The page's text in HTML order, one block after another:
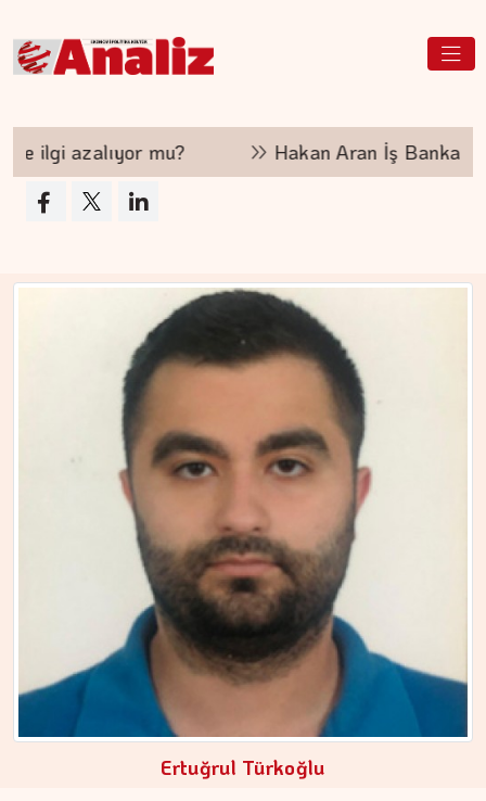
Hakan Aran İş Bankası Genel
Ertuğrul Türkoğlu
Çıkış kapısında kuyruk…